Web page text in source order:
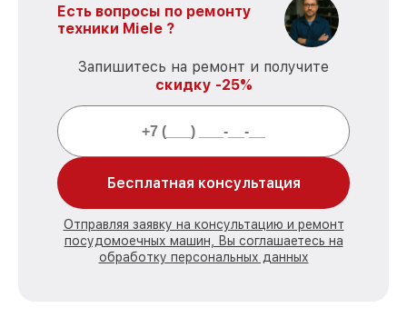
Есть вопросы по ремонту
техники Miele ?
Запишитесь на ремонт и получите
скидку -25%
Бесплатная консультация
Отправляя заявку на консультацию и ремонт
посудомоечных машин, Вы соглашаетесь на
обработку персональных данных